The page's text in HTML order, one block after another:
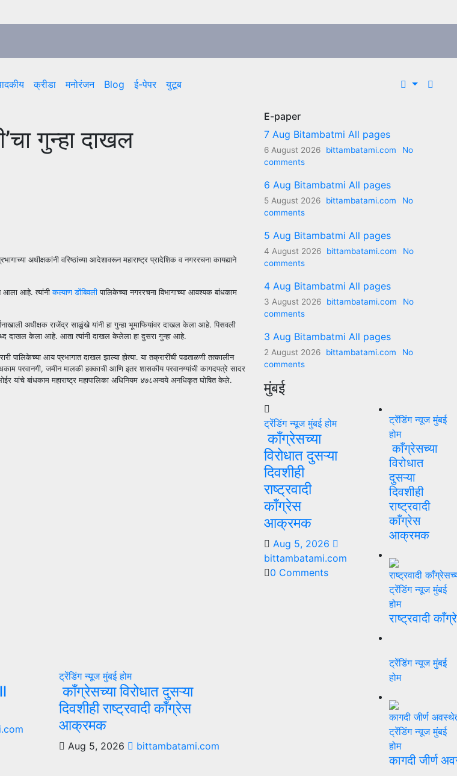
क्रीडा मनोरंजन Blog ई-पेपर युटूब
गुन्हा दाखल
अधीक्षकांनी वरिष्ठांच्या आदेशावरून महाराष्ट्र प्रादेशिक व नगररचना कायद्याने
आला आहे. त्यांनी कल्याण डोंबिवलीपालिकेच्या नगररचना विभागाच्या आवश्यक बांधकाम
अधीक्षक राजेंद्र साळुंखे यांनी हा गुन्हा भूमाफियांवर दाखल केला आहे. पिसवली
दाखल केला आहे. आता त्यांनी दाखल केलेला हा दुसरा गुन्हा आहे.
पालिकेच्या आय प्रभागात दाखल झाल्या होत्या. या तक्रारींची पडताळणी तत्कालीन
परवानगी, जमीन मालकी हक्काची आणि इतर शासकीय परवानग्यांची कागदपत्रे सादर
यांचे बांधकाम महाराष्ट्र महापालिका अधिनियम ४७८अन्वये अनधिकृत घोषित केले.
ट्रेंडिंग न्यूजमुंबईहोम
काँग्रेसच्या विरोधात दुसऱ्या
दिवशीही राष्ट्रवादी काँग्रेस
आक्रमक
Aug 5, 2026 bittambatami.com
E-paper
7 Aug Bitambatmi All pages
6 August 2026 bittambatami.com
No
comments
6 Aug Bitambatmi All pages
5 August 2026 bittambatami.com
No
comments
5 Aug Bitambatmi All pages
4 August 2026 bittambatami.com
No
comments
4 Aug Bitambatmi All pages
3 August 2026 bittambatami.com
No
comments
3 Aug Bitambatmi All pages
2 August 2026 bittambatami.com
No
comments
मुंबई
ट्रेंडिंग न्यूजमुंबईहोम
काँग्रेसच्या
विरोधात दुसऱ्या
दिवशीही
राष्ट्रवादी
काँग्रेस
आक्रमक
Aug 5, 2026
bittambatami.com
0 Comments
ट्रेंडिंग न्यूजमुंबई
होम
काँग्रेसच्या
विरोधात
दुसऱ्या
दिवशीही
राष्ट्रवादी
काँग्रेस
आक्रमक
ट्रेंडिंग न्यूजमुंबई
होम
राष्ट्रवादी
ट्रेंडिंग न्यूजमुंबई
होम
ट्रेंडिंग न्यूजमुंबई
होम
कागदी जीर्ण